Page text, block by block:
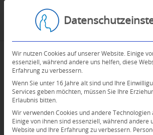
Wir nutzen Cookies auf unserer Website. Einige
essenziell, während andere uns helfen, diese
Erfahrung zu verbessern.
Wenn Sie unter 16 Jahre alt sind und Ihre
Services geben möchten, müssen Sie Ihre
Erlaubnis bitten.
Wir verwenden Cookies und andere Technologien
Einige von ihnen sind essenziell, während andere
Website und Ihre Erfahrung zu verbessern.